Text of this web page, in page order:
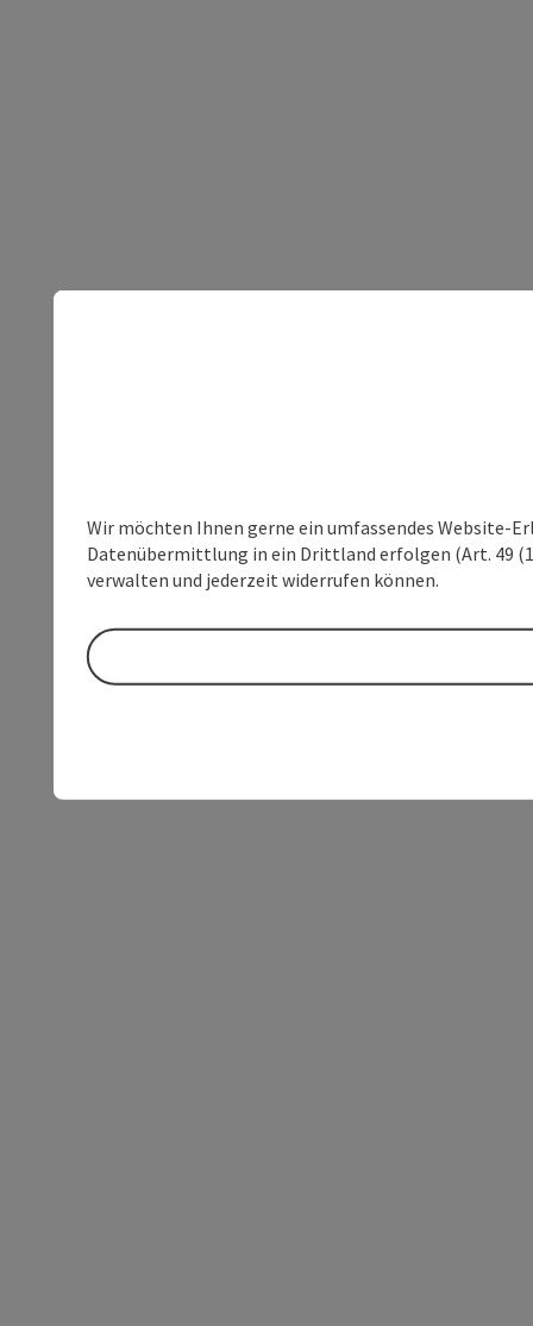
Wir möchten Ihnen gerne ein umfassendes Website-
Datenübermittlung in ein Drittland erfolgen (Art. 49
verwalten und jederzeit widerrufen können.